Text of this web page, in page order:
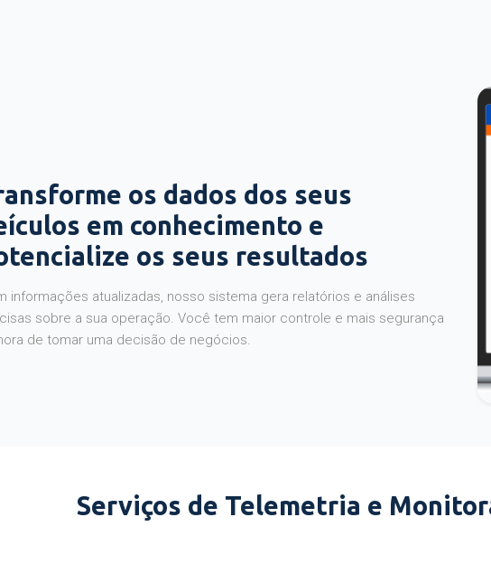
os dados dos seus
em conhecimento e
os seus resultados
informações atualizadas, nosso sistema gera relatórios e análises
sobre a sua operação. Você tem maior controle e mais segurança
de tomar uma decisão de negócios.
Serviços de Telemetria e